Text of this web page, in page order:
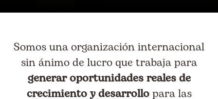
Somos una organización internacional
sin ánimo de lucro que trabaja para
generar oportunidades reales de
crecimiento y desarrollopara las